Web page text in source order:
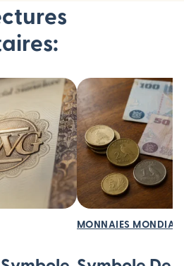
MONNAIES